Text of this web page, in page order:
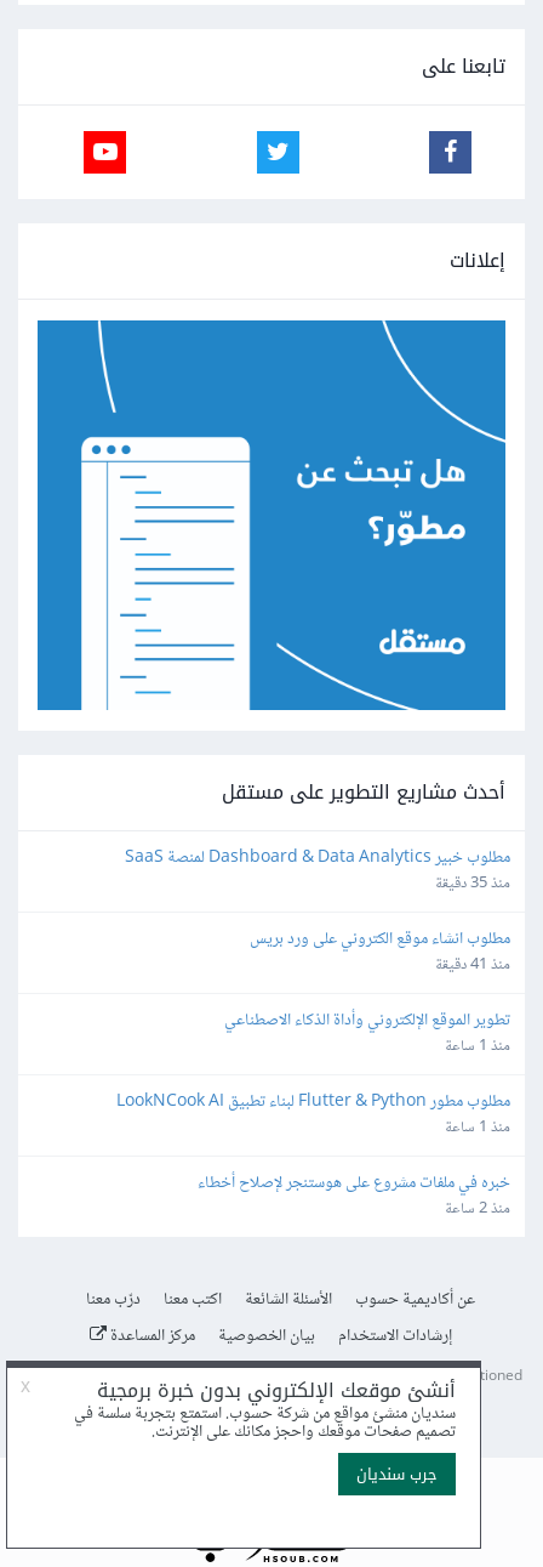
تابعنا على
إعلانات
أحدث مشاريع التطوير على مستقل
مطلوب خبير Dashboard & Data Analytics لمنصة SaaS
منذ 35 دقيقة
مطلوب انشاء موقع الكتروني على ورد بريس
منذ 41 دقيقة
تطوير الموقع الإلكتروني وأداة الذكاء الاصطناعي
منذ 1 ساعة
مطلوب مطور Flutter & Python لبناء تطبيق LookNCook AI
منذ 1 ساعة
خبره في ملفات مشروع على هوستنجر لإصلاح أخطاء
منذ 2 ساعة
عن أكاديمية حسوب الأسئلة الشائعة اكتب معنا
درّب معنا
إرشادات الاستخدام
بيان الخصوصية مركز المساعدة
© 2025 Hsoub Content licensed under CC BY-NC-SA 4.0
unless mentioned
otherwise.